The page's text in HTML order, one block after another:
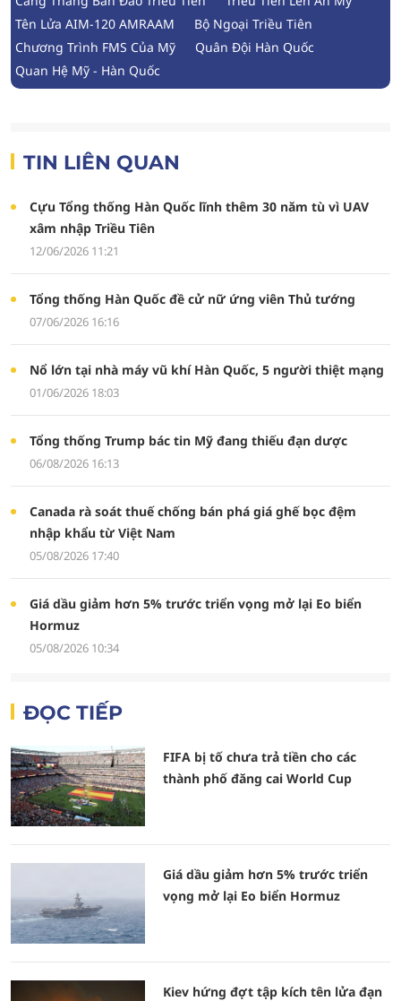
Tên Lửa AIM-120 AMRAAM
Bộ Ngoại Triều Tiên
Chương Trình FMS Của Mỹ
Quân Đội Hàn Quốc
Quan Hệ Mỹ - Hàn Quốc
TIN LIÊN QUAN
Cựu Tổng thống Hàn Quốc lĩnh thêm 30 năm tù vì UAV
xâm nhập Triều Tiên
12/06/2026 11:21
Tổng thống Hàn Quốc đề cử nữ ứng viên Thủ tướng
07/06/2026 16:16
Nổ lớn tại nhà máy vũ khí Hàn Quốc, 5 người thiệt mạng
01/06/2026 18:03
Tổng thống Trump bác tin Mỹ đang thiếu đạn dược
06/08/2026 16:13
Canada rà soát thuế chống bán phá giá ghế bọc đệm
nhập khẩu từ Việt Nam
05/08/2026 17:40
Giá dầu giảm hơn 5% trước triển vọng mở lại Eo biển
Hormuz
05/08/2026 10:34
ĐỌC TIẾP
FIFA bị tố chưa trả tiền cho các
thành phố đăng cai World Cup
Giá dầu giảm hơn 5% trước triển
vọng mở lại Eo biển Hormuz
Kiev hứng đợt tập kích tên lửa đạn